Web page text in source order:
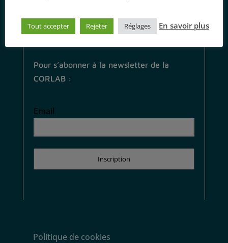
Pour s’abonner à la newsletter de la
CORLAB :
Email
Inscription
Politique de cookies
Tout accepter Rejeter Réglages En savoir plus